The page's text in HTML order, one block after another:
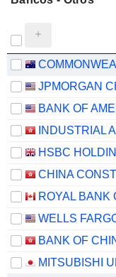
JPMORGAN
HSBC
ROYAL BANK
BANK OF